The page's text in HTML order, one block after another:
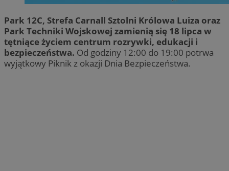
Park 12C, Strefa Carnall Sztolni Królowa Luiza oraz
Park Techniki Wojskowej zamienią się 18 lipca w
tętniące życiem centrum rozrywki, edukacji i
bezpieczeństwa. Od godziny 12:00 do 19:00 potrwa
wyjątkowy Piknik z okazji Dnia Bezpieczeństwa.